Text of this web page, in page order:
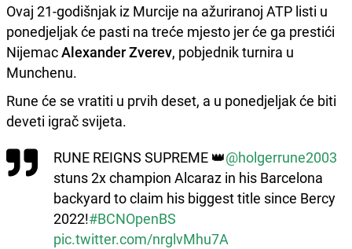
Ovaj 21-godišnjak iz Murcije na ažuriranoj ATP listi u
ponedjeljak će pasti na treće mjesto jer će ga prestići
NijemacAlexander Zverev, pobjednik turnira u
Munchenu.
Rune će se vratiti u prvih deset, a u ponedjeljak će biti
deveti igrač svijeta.
RUNE REIGNS SUPREME 👑@holgerrune2003
stuns 2x champion Alcaraz in his Barcelona
backyard to claim his biggest title since Bercy
2022!#BCNOpenBS
pic.twitter.com/nrglvMhu7A